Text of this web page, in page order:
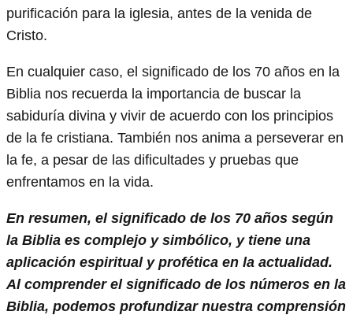
purificación para la iglesia, antes de la venida de
Cristo.
En cualquier caso, el significado de los 70 años en la
Biblia nos recuerda la importancia de buscar la
sabiduría divina y vivir de acuerdo con los principios
de la fe cristiana. También nos anima a perseverar en
la fe, a pesar de las dificultades y pruebas que
enfrentamos en la vida.
En resumen, el significado de los 70 años según
la Biblia es complejo y simbólico, y tiene una
aplicación espiritual y profética en la actualidad.
Al comprender el significado de los números en la
Biblia, podemos profundizar nuestra comprensión